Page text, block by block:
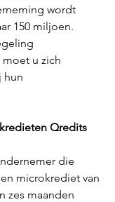
wordt
150 miljoen.
u zich
hun
Qredits
die
microkrediet van
zes maanden